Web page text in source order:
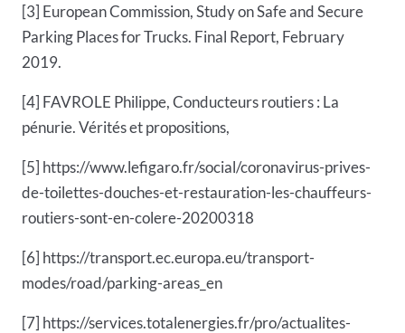
[3] European Commission, Study on Safe and Secure
Parking Places for Trucks. Final Report, February
2019.
[4] FAVROLE Philippe, Conducteurs routiers : La
pénurie. Vérités et propositions,
[5] https://www.lefigaro.fr/social/coronavirus-prives-
de-toilettes-douches-et-restauration-les-chauffeurs-
routiers-sont-en-colere-20200318
[6] https://transport.ec.europa.eu/transport-
modes/road/parking-areas_en
[7] https://services.totalenergies.fr/pro/actualites-